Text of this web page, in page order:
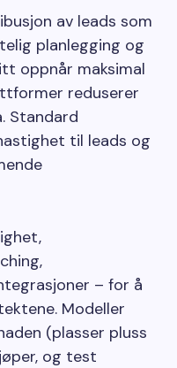
av leads som
planlegging og
oppnår maksimal
reduserer
Standard
til leads og
– for å
Modeller
(plasser pluss
og test